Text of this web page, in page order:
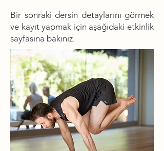
Bir sonraki dersin detaylarını görmek
ve kayıt yapmak için aşağıdaki etkinlik
sayfasına bakınız.